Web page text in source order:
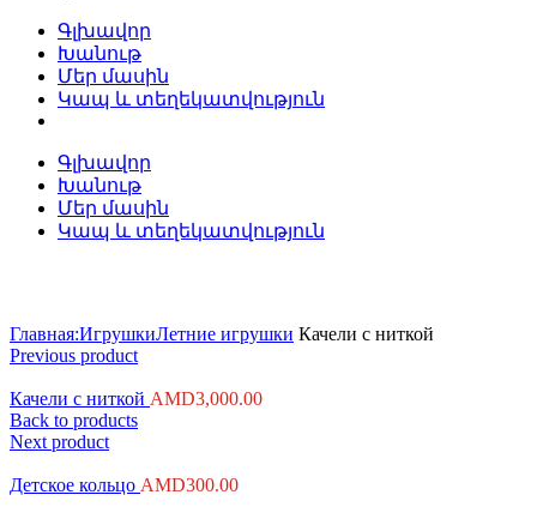
Գլխավոր
Խանութ
Մեր մասին
Կապ և տեղեկատվություն
Գլխավոր
Խանութ
Մեր մասին
Կապ և տեղեկատվություն
Главная:ИгрушкиЛетние игрушки Качели с ниткой
Previous product
Качели с ниткой AMD3,000.00
Back to products
Next product
Детское кольцо AMD300.00